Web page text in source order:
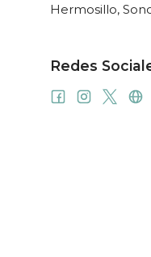
Hermosillo,
Redes